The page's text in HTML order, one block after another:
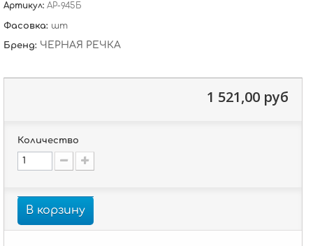
Артикул: АР-945Б
Фасовка: шт
Бренд: ЧЕРНАЯ РЕЧКА
1 521,00 руб
Количество
В корзину